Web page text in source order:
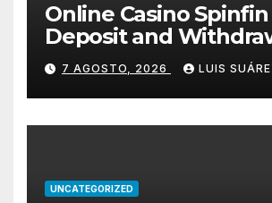
Online Casino Spinfin
Deposit and
Methods Explained
7 AGOSTO, 2026 LUIS
UNCATEGORIZED